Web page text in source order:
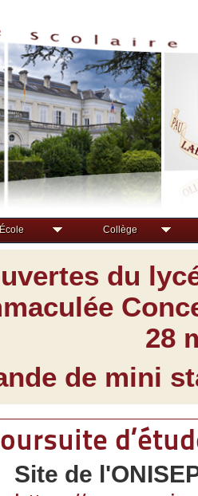
École Collège
du
28
de mini
Site de